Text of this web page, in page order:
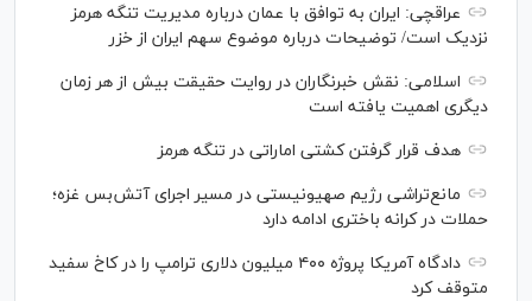
عراقچی: ایران به توافق با عمان درباره مدیریت تنگه هرمز
نزدیک است/ توضیحات درباره موضوع سهم ایران از خزر
اسلامی: نقش خبرنگاران در روایت حقیقت بیش از هر زمان
دیگری اهمیت یافته است
هدف قرار گرفتن کشتی اماراتی در تنگه هرمز
مانع‌تراشی رژیم صهیونیستی در مسیر اجرای آتش‌بس غزه؛
حملات در کرانه باختری ادامه دارد
دادگاه آمریکا پروژه ۴۰۰ میلیون دلاری ترامپ را در کاخ سفید
متوقف کرد